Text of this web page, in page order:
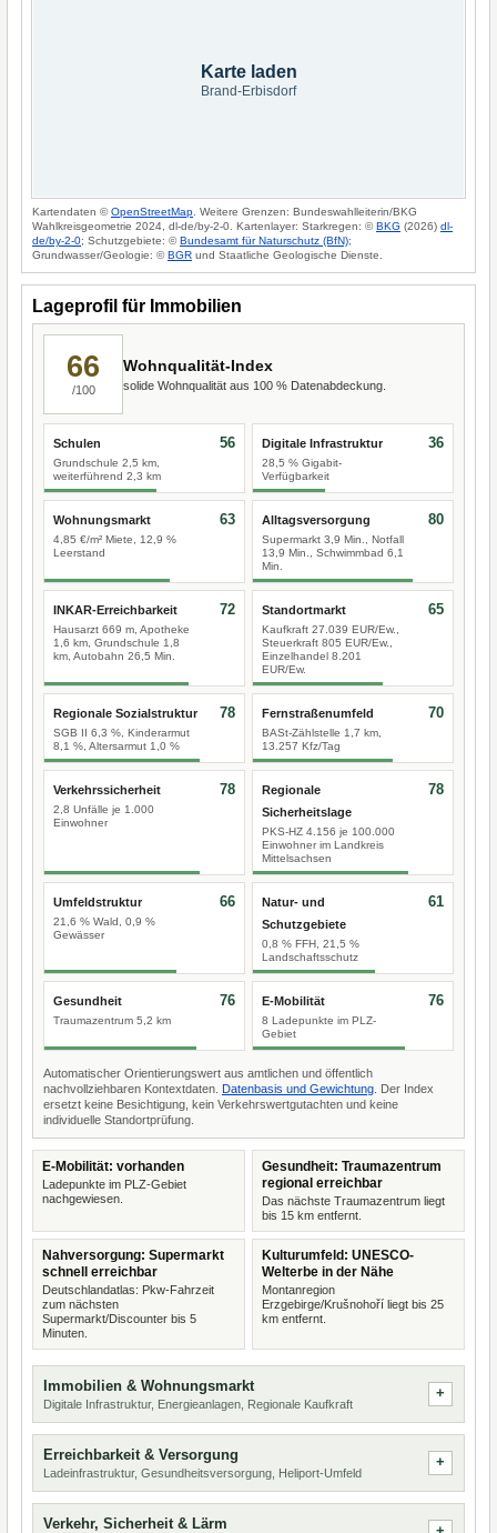
Karte laden
Brand-Erbisdorf
Kartendaten ©OpenStreetMap . Weitere Grenzen: Bundeswahlleiterin/BKG
Wahlkreisgeometrie 2024, dl-de/by-2-0. Kartenlayer: Starkregen: ©BKG (2026) dl-
de/by-2-0; Schutzgebiete: ©Bundesamt für Naturschutz (BfN);
Grundwasser/Geologie: ©BGR und Staatliche Geologische Dienste.
Lageprofil für Immobilien
66
/100
Wohnqualität-Index
solide Wohnqualität aus 100 % Datenabdeckung.
Schulen
Grundschule 2,5 km,
weiterführend 2,3 km
56 Digitale Infrastruktur
28,5 % Gigabit-
Verfügbarkeit
36
Wohnungsmarkt
4,85 €/m² Miete, 12,9 %
Leerstand
63 Alltagsversorgung
Supermarkt 3,9 Min., Notfall
13,9 Min., Schwimmbad 6,1
Min.
80
INKAR-Erreichbarkeit
Hausarzt 669 m, Apotheke
1,6 km, Grundschule 1,8
km, Autobahn 26,5 Min.
72 Standortmarkt
Kaufkraft 27.039 EUR/Ew.,
Steuerkraft 805 EUR/Ew.,
Einzelhandel 8.201
EUR/Ew.
65
Regionale Sozialstruktur
SGB II 6,3 %, Kinderarmut
8,1 %, Altersarmut 1,0 %
78 Fernstraßenumfeld
BASt-Zählstelle 1,7 km,
13.257 Kfz/Tag
70
Verkehrssicherheit
2,8 Unfälle je 1.000
Einwohner
78
Regionale
Sicherheitslage
PKS-HZ 4.156 je 100.000
Einwohner im Landkreis
Mittelsachsen
78
Umfeldstruktur
21,6 % Wald, 0,9 %
Gewässer
66
Natur- und
Schutzgebiete
0,8 % FFH, 21,5 %
Landschaftsschutz
61
Gesundheit
Traumazentrum 5,2 km
76 E-Mobilität
8 Ladepunkte im PLZ-
Gebiet
76
Automatischer Orientierungswert aus amtlichen und öffentlich
nachvollziehbaren Kontextdaten. Datenbasis und Gewichtung . Der Index
ersetzt keine Besichtigung, kein Verkehrswertgutachten und keine
individuelle Standortprüfung.
E-Mobilität: vorhanden
Ladepunkte im PLZ-Gebiet
nachgewiesen.
Gesundheit: Traumazentrum
regional erreichbar
Das nächste Traumazentrum liegt
bis 15 km entfernt.
Nahversorgung: Supermarkt
schnell erreichbar
Deutschlandatlas: Pkw-Fahrzeit
zum nächsten
Supermarkt/Discounter bis 5
Minuten.
Kulturumfeld: UNESCO-
Welterbe in der Nähe
Montanregion
Erzgebirge/Krušnohoří liegt bis 25
km entfernt.
Immobilien & Wohnungsmarkt
Digitale Infrastruktur, Energieanlagen, Regionale Kaufkraft
Erreichbarkeit & Versorgung
Ladeinfrastruktur, Gesundheitsversorgung, Heliport-Umfeld
Verkehr, Sicherheit & Lärm